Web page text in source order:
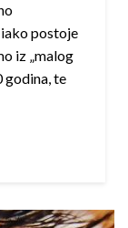
postoje
iz „malog
godina, te